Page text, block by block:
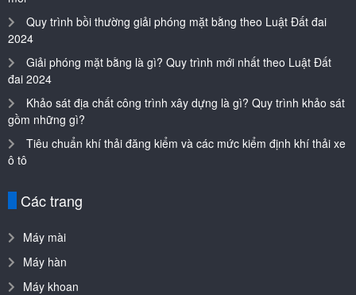
Quy trình bồi thường giải phóng mặt bằng theo Luật Đất đai
2024
Giải phóng mặt bằng là gì? Quy trình mới nhất theo Luật Đất
đai 2024
Khảo sát địa chất công trình xây dựng là gì? Quy trình khảo sát
gồm những gì?
Tiêu chuẩn khí thải đăng kiểm và các mức kiểm định khí thải xe
ô tô
Các trang
Máy mài
Máy hàn
Máy khoan